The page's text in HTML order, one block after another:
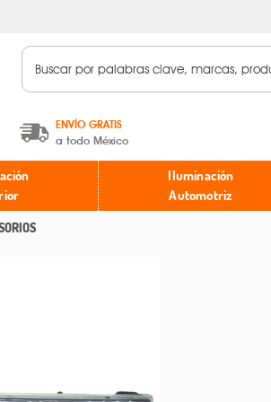
ENVÍO GRATIS
a todo México
A partir de $599 MXN.
* Aplican restricciones
Iluminación
Automotriz